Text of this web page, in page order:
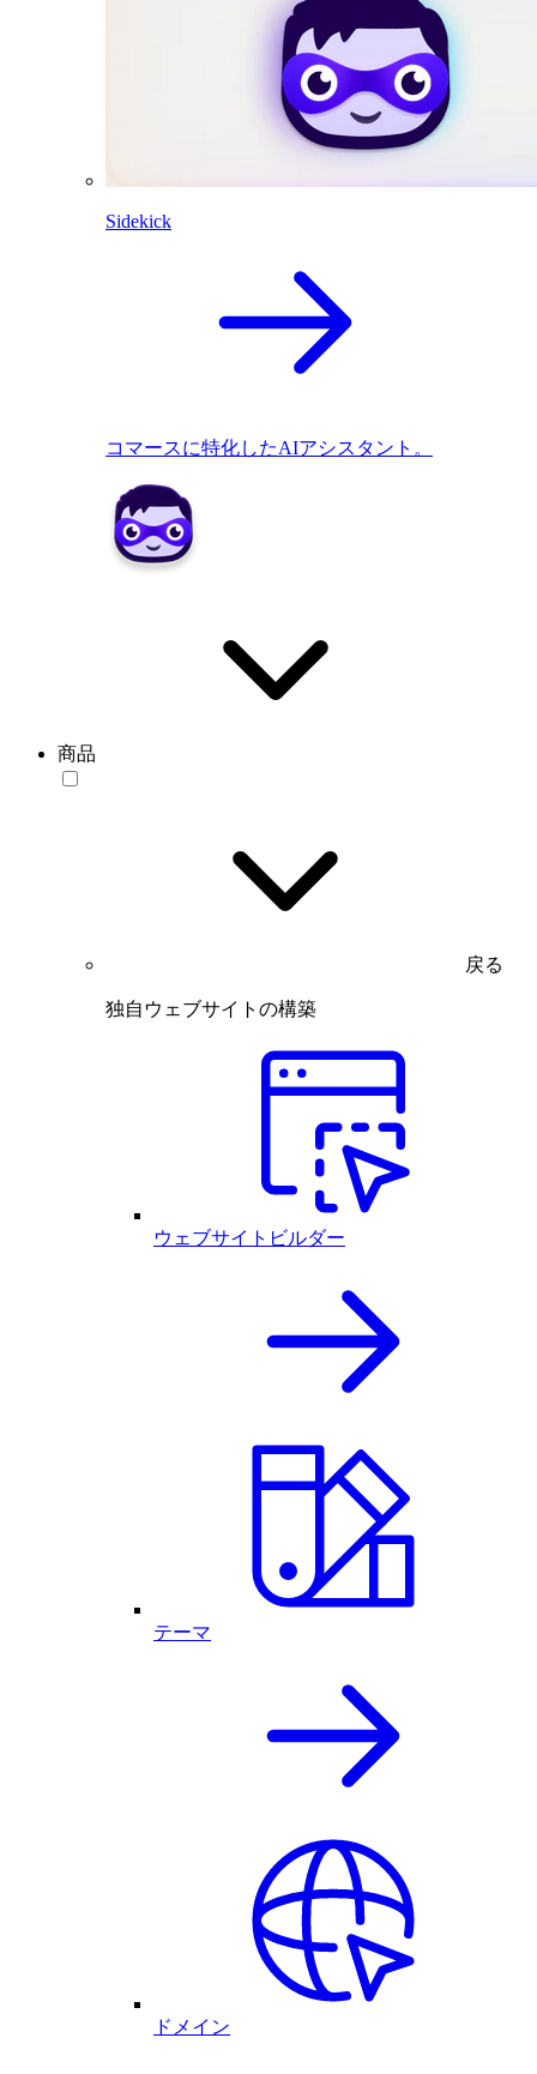
Sidekick
コマースに特化したAIアシスタント。
商品
戻る
独自ウェブサイトの構築
ウェブサイトビルダー
テーマ
ドメイン